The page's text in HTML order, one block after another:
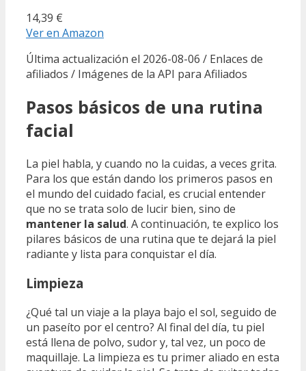
14,39 €
Ver en Amazon
Última actualización el 2026-08-06 / Enlaces de
afiliados / Imágenes de la API para Afiliados
Pasos básicos de una rutina
facial
La piel habla, y cuando no la cuidas, a veces grita.
Para los que están dando los primeros pasos en
el mundo del cuidado facial, es crucial entender
que no se trata solo de lucir bien, sino de
mantener la salud. A continuación, te explico los
pilares básicos de una rutina que te dejará la piel
radiante y lista para conquistar el día.
Limpieza
¿Qué tal un viaje a la playa bajo el sol, seguido de
un paseíto por el centro? Al final del día, tu piel
está llena de polvo, sudor y, tal vez, un poco de
maquillaje. La limpieza es tu primer aliado en esta